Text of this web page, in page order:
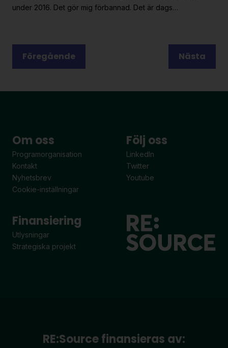
under 2016. Det gör mig förbannad. Det är dags…
Posts
pagination
Föregående Nästa
Om oss
Programorganisation
Kontakt
Nyhetsbrev
Cookie-inställningar
Följ oss
LinkedIn
Twitter
Youtube
Finansiering
Utlysningar
Strategiska projekt
RE:Source finansieras av: